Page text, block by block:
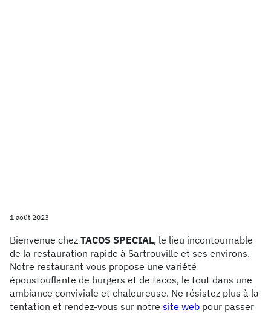
1 août 2023
Bienvenue chez TACOS SPECIAL, le lieu incontournable
de la restauration rapide à Sartrouville et ses environs.
Notre restaurant vous propose une variété
époustouflante de burgers et de tacos, le tout dans une
ambiance conviviale et chaleureuse. Ne résistez plus à la
tentation et rendez-vous sur notre site web pour passer